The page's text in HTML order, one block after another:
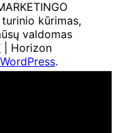
turinio kūrimas,
valdomas
| Horizon
WordPress.